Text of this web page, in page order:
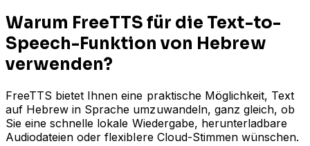
Warum FreeTTS für die Text-to-
Speech-Funktion von Hebrew
verwenden?
FreeTTS bietet Ihnen eine praktische Möglichkeit, Text
auf Hebrew in Sprache umzuwandeln, ganz gleich, ob
Sie eine schnelle lokale Wiedergabe, herunterladbare
Audiodateien oder flexiblere Cloud-Stimmen wünschen.